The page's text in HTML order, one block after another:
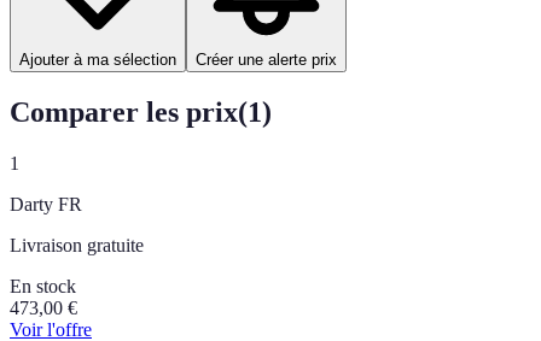
Ajouter à ma sélection Créer une alerte prix
Comparer les prix(1)
1
Darty FR
Livraison gratuite
En stock
473,00 €
Voir l'offre